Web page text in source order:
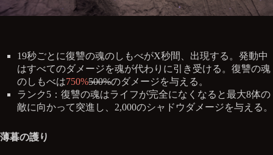
19秒ごとに復讐の魂のしもべがX秒間、出現する。発動中
はすべてのダメージを魂が代わりに引き受ける。復讐の魂
のしもべは750%500%のダメージを与える。
ランク5：復讐の魂はライフが完全になくなると最大8体の
敵に向かって突進し、2,000のシャドウダメージを与える。
薄暮の護り